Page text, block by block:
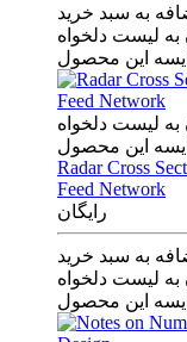
به سبد خرید
به لیست دلخواه
این محصول
به لیست دلخواه
این محصول
Radar Cross
Feed Network
رایگان
به سبد خرید
به لیست دلخواه
این محصول